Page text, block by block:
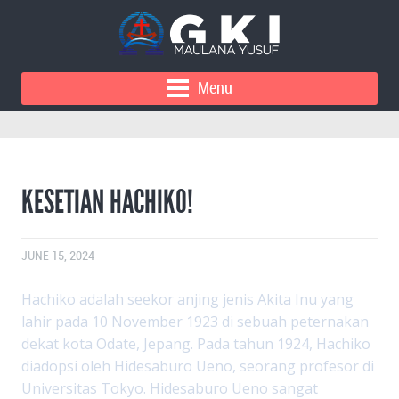
Menu
KESETIAN HACHIKO!
JUNE 15, 2024
Hachiko adalah seekor anjing jenis Akita Inu yang
lahir pada 10 November 1923 di sebuah peternakan
dekat kota Odate, Jepang. Pada tahun 1924, Hachiko
diadopsi oleh Hidesaburo Ueno, seorang profesor di
Universitas Tokyo. Hidesaburo Ueno sangat